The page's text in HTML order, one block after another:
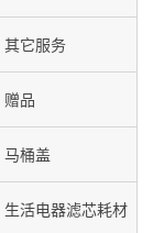
其它服务
赠品
马桶盖
生活电器滤芯耗材